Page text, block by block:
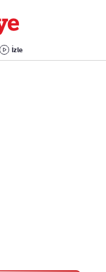
İzle
Kitap